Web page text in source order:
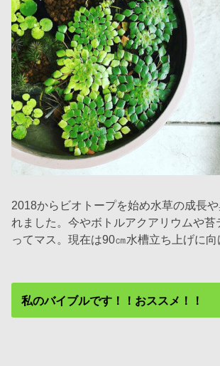
2018からビオトープを始め水草の成長
れました。今やボトルアクアリウムや苔
ってマス。現在は90㎝水槽立ち上げに向
私のバイブルです！！おススメ！！